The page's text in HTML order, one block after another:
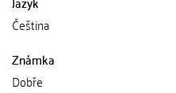
Čeština
Známka
Dobře